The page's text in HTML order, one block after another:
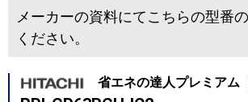
メーカーの資料にてこちらの型番
ください。
省エネの達人プレミアム